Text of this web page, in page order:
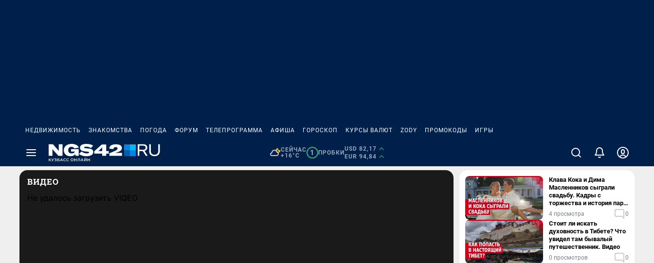
НЕДВИЖИМОСТЬ ЗНАКОМСТВА ПОГОДА ФОРУМ ТЕЛЕПРОГРАММА АФИША ГОРОСКОП КУРСЫ ВАЛЮТ ZODY ПРОМОКОДЫ ИГРЫ
СЕЙЧАС
+16°C
1 ПРОБКИ
USD 82,17
EUR 94,84
ВИДЕО
Не удалось загрузить VIQEO
Клава Кока и Дима
Масленников сыграли
свадьбу. Кадры с
торжества и история пары
— в видео
4 просмотра 0
Стоит ли искать
духовность в Тибете? Что
увидел там бывалый
путешественник. Видео
0 просмотров 0